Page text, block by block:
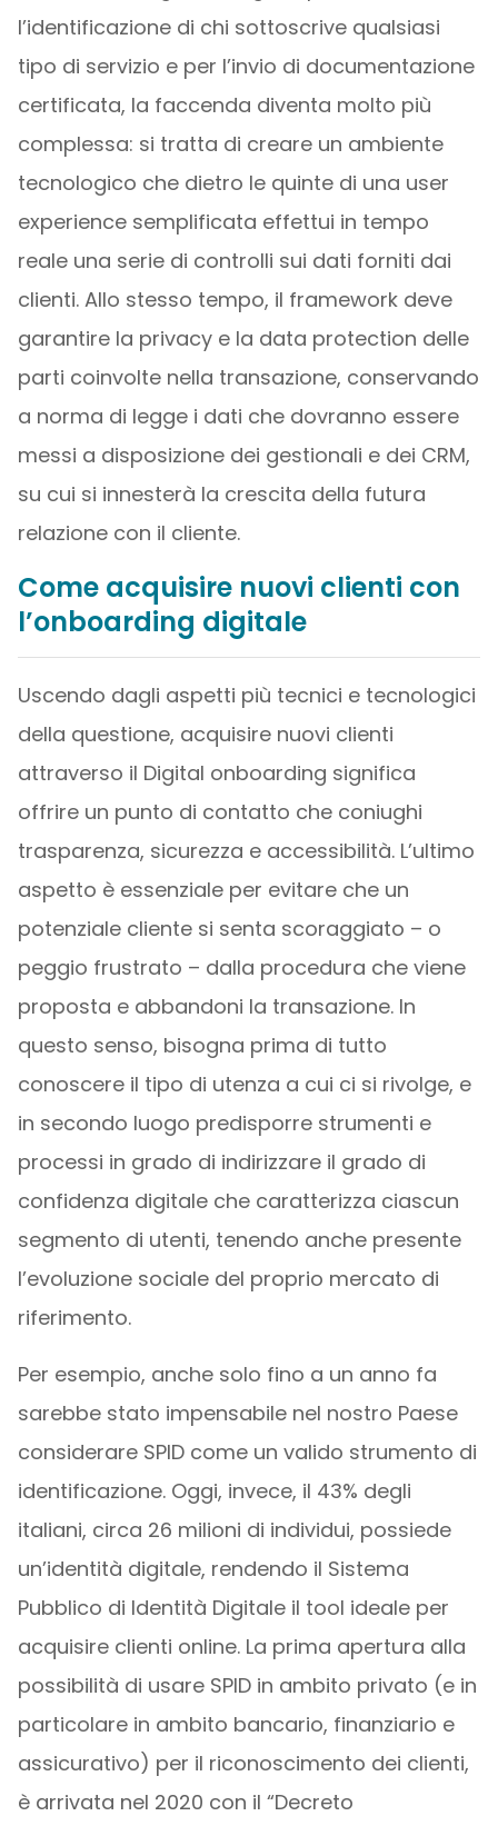
l’identificazione di chi sottoscrive qualsiasi
tipo di servizio e per l’invio di documentazione
certificata, la faccenda diventa molto più
complessa: si tratta di creare un ambiente
tecnologico che dietro le quinte di una user
experience semplificata effettui in tempo
reale una serie di controlli sui dati forniti dai
clienti. Allo stesso tempo, il framework deve
garantire la privacy e la data protection delle
parti coinvolte nella transazione, conservando
a norma di legge i dati che dovranno essere
messi a disposizione dei gestionali e dei CRM,
su cui si innesterà la crescita della futura
relazione con il cliente.
Come acquisire nuovi clienti con
l’onboarding digitale
Uscendo dagli aspetti più tecnici e tecnologici
della questione, acquisire nuovi clienti
attraverso il Digital onboarding significa
offrire un punto di contatto che coniughi
trasparenza, sicurezza e accessibilità. L’ultimo
aspetto è essenziale per evitare che un
potenziale cliente si senta scoraggiato – o
peggio frustrato – dalla procedura che viene
proposta e abbandoni la transazione. In
questo senso, bisogna prima di tutto
conoscere il tipo di utenza a cui ci si rivolge, e
in secondo luogo predisporre strumenti e
processi in grado di indirizzare il grado di
confidenza digitale che caratterizza ciascun
segmento di utenti, tenendo anche presente
l’evoluzione sociale del proprio mercato di
riferimento.
Per esempio, anche solo fino a un anno fa
sarebbe stato impensabile nel nostro Paese
considerare SPID come un valido strumento di
identificazione. Oggi, invece, il 43% degli
italiani, circa 26 milioni di individui, possiede
un’identità digitale, rendendo il Sistema
Pubblico di Identità Digitale il tool ideale per
acquisire clienti online. La prima apertura alla
possibilità di usare SPID in ambito privato (e in
particolare in ambito bancario, finanziario e
assicurativo) per il riconoscimento dei clienti,
è arrivata nel 2020 con il “Decreto